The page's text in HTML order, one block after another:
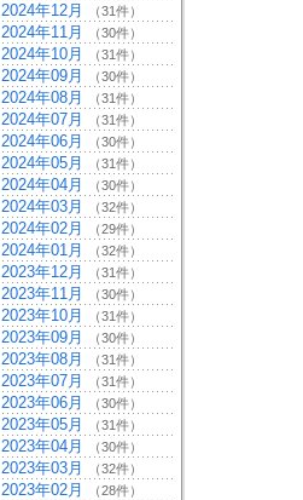
2024年12月 （31件）
2024年11月 （30件）
2024年10月 （31件）
2024年09月 （30件）
2024年08月 （31件）
2024年07月 （31件）
2024年06月 （30件）
2024年05月 （31件）
2024年04月 （30件）
2024年03月 （32件）
2024年02月 （29件）
2024年01月 （32件）
2023年12月 （31件）
2023年11月 （30件）
2023年10月 （31件）
2023年09月 （30件）
2023年08月 （31件）
2023年07月 （31件）
2023年06月 （30件）
2023年05月 （31件）
2023年04月 （30件）
2023年03月 （32件）
2023年02月 （28件）